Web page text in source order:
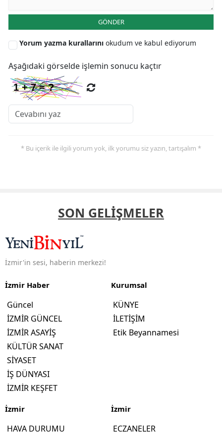
GÖNDER
Yorum yazma kurallarını okudum ve kabul ediyorum
Aşağıdaki görselde işlemin sonucu kaçtır
* Bu içerik ile ilgili yorum yok, ilk yorumu siz yazın, tartışalım *
SON GELİŞMELER
İzmir'in sesi, haberin merkezi!
İzmir Haber
Güncel
İZMİR GÜNCEL
İZMİR ASAYİŞ
KÜLTÜR SANAT
SİYASET
İŞ DÜNYASI
İZMİR KEŞFET
Kurumsal
KÜNYE
İLETİŞİM
Etik Beyannamesi
İzmir
HAVA DURUMU
İzmir
ECZANELER